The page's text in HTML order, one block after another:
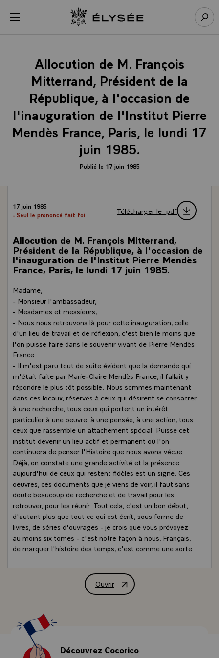
menu Retour à l’accueil Élysée
Allocution de M. François
Mitterrand, Président de la
République, à l'occasion de
l'inauguration de l'Institut Pierre
Mendès France, Paris, le lundi 17
juin 1985.
Publié le 17 juin 1985
17 juin 1985
- Seul le prononcé fait foi
Télécharger le .pdf
Allocution de M. François Mitterrand,
Président de la République, à l'occasion de
l'inauguration de l'Institut Pierre Mendès
France, Paris, le lundi 17 juin 1985.
Madame,
- Monsieur l'ambassadeur,
- Mesdames et messieurs,
- Nous nous retrouvons là pour cette inauguration, celle
d'un lieu de travail et de réflexion, c'est bien le moins que
l'on puisse faire dans le souvenir vivant de Pierre Mendès
France.
- Il m'est paru tout de suite évident que la demande qui
m'était faite par Marie-Claire Mendès France, il fallait y
répondre le plus tôt possible. Nous sommes maintenant
dans ces locaux, réservés à ceux qui désirent se consacrer
à une recherche, tous ceux qui portent un intérêt
particulier à une oeuvre, à une pensée, à une action, tous
ceux que rassemble un attachement spécial. Puisse cet
institut devenir un lieu actif et permanent où l'on
continuera de penser l'Histoire que nous avons vécue.
Déjà, on constate une grande activité et la présence
aujourd'hui de ceux qui restent fidèles est un signe. Ces
oeuvres, ces documents que je viens de voir, il faut sans
doute beaucoup de recherche et de travail pour les
retrouver, pour les réunir. Tout cela, c'est un bon début,
d'autant plus que tout ce qui est écrit, sous forme de
livres, de séries d'ouvrages - je crois que vous prévoyez
au moins six tomes - c'est notre façon à nous, Français,
de marquer l'histoire des temps, c'est comme une sorte
s'y intéresseront de plus en plus.
- Pierre Mendès France aura marqué notre siècle : nous
l'autre. Et c'est très important, je le crois, pour la
République et pour la France, que quelques hommes
illustres au grand caractère - ils ne sont pas si nombreux
- puissent tracer ainsi une ligne qui serve de repère pour
ceux qui aiment leur pays, qui respectent la démocratie
Ouvrir
Allocution de M. François Mitterrand,
Découvrez Cocorico
Panneau de gestion des cookies